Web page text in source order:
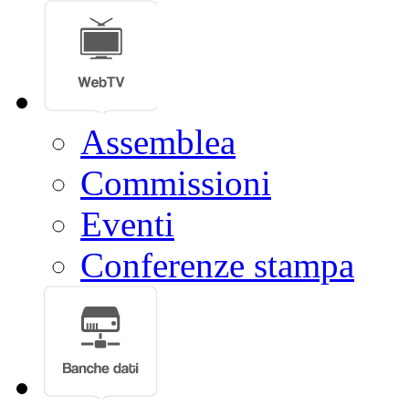
Assemblea
Commissioni
Eventi
Conferenze stampa